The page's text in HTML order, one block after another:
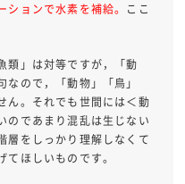
ョンで水素を補給。 ここ
類」は対等ですが，「動
ので，「動物」「鳥」
ん。それでも世間には＜動
のであまり混乱は生じない
層をしっかり理解しなくて
ほしいものです。